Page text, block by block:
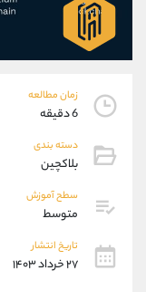
زمان مطالعه
6 دقیقه
دسته بندی
بلاکچین
سطح آموزش
متوسط
تاریخ انتشار
۲۷ خرداد ۱۴۰۳
واتساپ
تلگرام
پشتیبان فروش
موبایل
اطلاعات تماس